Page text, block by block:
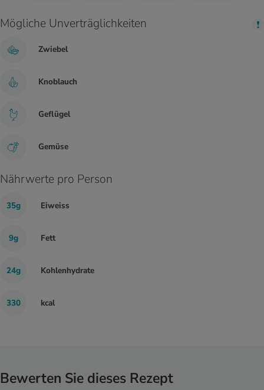
Mögliche Unverträglichkeiten
Zwiebel
Knoblauch
Geflügel
Gemüse
Nährwerte pro Person
35g Eiweiss
9g Fett
24g Kohlenhydrate
330 kcal
Bewerten Sie dieses Rezept